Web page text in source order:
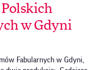
w Gdyni
Fabularnych w Gdyni,